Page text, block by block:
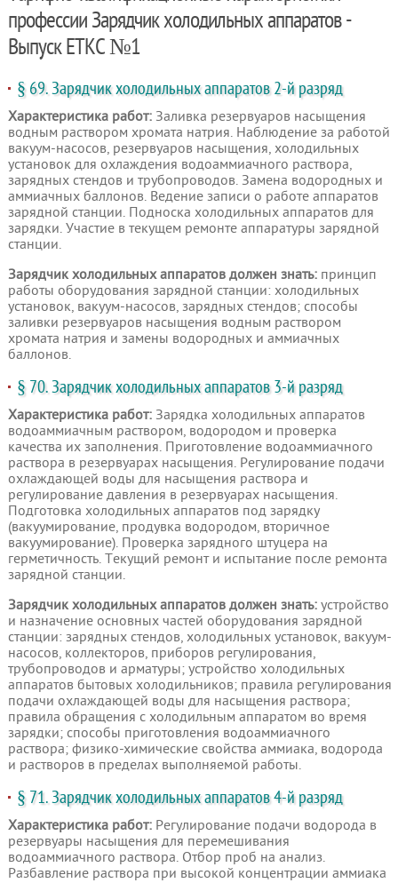
профессии Зарядчик холодильных аппаратов -
Выпуск ЕТКС №1
§ 69. Зарядчик холодильных аппаратов 2-й разряд
Характеристика работ:Заливка резервуаров насыщения
водным раствором хромата натрия. Наблюдение за работой
вакуум-насосов, резервуаров насыщения, холодильных
установок для охлаждения водоаммиачного раствора,
зарядных стендов и трубопроводов. Замена водородных и
аммиачных баллонов. Ведение записи о работе аппаратов
зарядной станции. Подноска холодильных аппаратов для
зарядки. Участие в текущем ремонте аппаратуры зарядной
станции.
Зарядчик холодильных аппаратов должен знать:принцип
работы оборудования зарядной станции: холодильных
установок, вакуум-насосов, зарядных стендов; способы
заливки резервуаров насыщения водным раствором
хромата натрия и замены водородных и аммиачных
баллонов.
§ 70. Зарядчик холодильных аппаратов 3-й разряд
Характеристика работ:Зарядка холодильных аппаратов
водоаммиачным раствором, водородом и проверка
качества их заполнения. Приготовление водоаммиачного
раствора в резервуарах насыщения. Регулирование подачи
охлаждающей воды для насыщения раствора и
регулирование давления в резервуарах насыщения.
Подготовка холодильных аппаратов под зарядку
(вакуумирование, продувка водородом, вторичное
вакуумирование). Проверка зарядного штуцера на
герметичность. Текущий ремонт и испытание после ремонта
зарядной станции.
Зарядчик холодильных аппаратов должен знать:устройство
и назначение основных частей оборудования зарядной
станции: зарядных стендов, холодильных установок, вакуум-
насосов, коллекторов, приборов регулирования,
трубопроводов и арматуры; устройство холодильных
аппаратов бытовых холодильников; правила регулирования
подачи охлаждающей воды для насыщения раствора;
правила обращения с холодильным аппаратом во время
зарядки; способы приготовления водоаммиачного
раствора; физико-химические свойства аммиака, водорода
и растворов в пределах выполняемой работы.
§ 71. Зарядчик холодильных аппаратов 4-й разряд
Характеристика работ:Регулирование подачи водорода в
резервуары насыщения для перемешивания
водоаммиачного раствора. Отбор проб на анализ.
Разбавление раствора при высокой концентрации аммиака